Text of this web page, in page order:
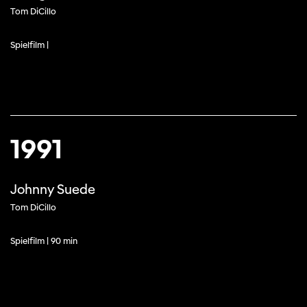
Tom DiCillo
Spielfilm |
1991
Johnny Suede
Tom DiCillo
Spielfilm | 90 min